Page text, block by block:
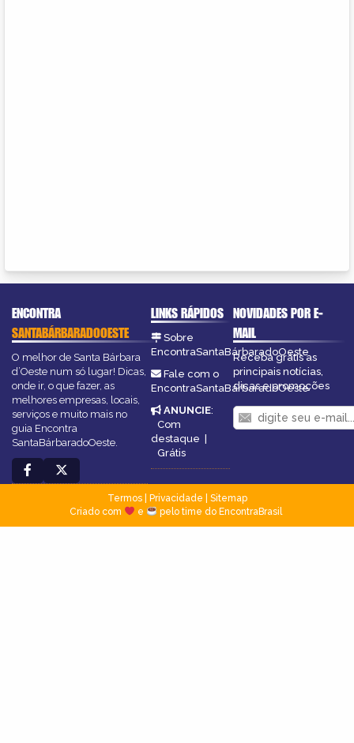
ENCONTRA
SANTABÁRBARADOOESTE
O melhor de Santa Bárbara
d’Oeste num só lugar! Dicas,
onde ir, o que fazer, as
melhores empresas, locais,
serviços e muito mais no
guia Encontra
SantaBárbaradoOeste.
LINKS RÁPIDOS
Sobre
EncontraSantaBárbaradoOeste
Fale com o
EncontraSantaBárbaradoOeste
ANUNCIE:
Com
destaque |
Grátis
NOVIDADES POR E-
MAIL
Receba grátis as
principais notícias,
dicas e promoções
Termos| Privacidade
Sitemap
Criado com
e pelo time do EncontraBrasil